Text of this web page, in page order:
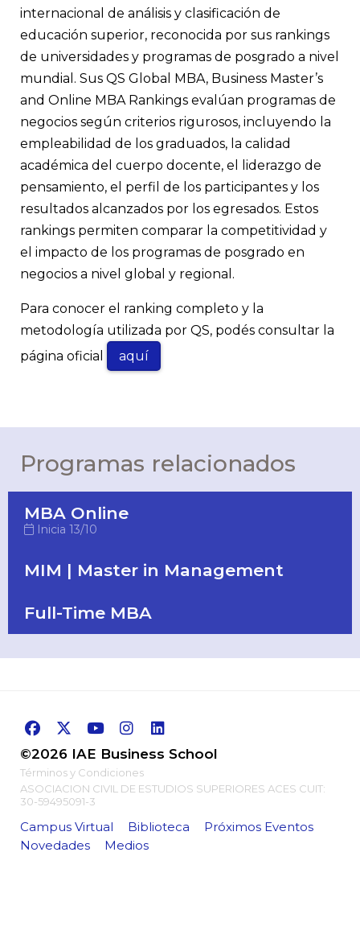
internacional de análisis y clasificación de
educación superior, reconocida por sus rankings
de universidades y programas de posgrado a nivel
mundial. Sus QS Global MBA, Business Master’s
and Online MBA Rankings evalúan programas de
negocios según criterios rigurosos, incluyendo la
empleabilidad de los graduados, la calidad
académica del cuerpo docente, el liderazgo de
pensamiento, el perfil de los participantes y los
resultados alcanzados por los egresados. Estos
rankings permiten comparar la competitividad y
el impacto de los programas de posgrado en
negocios a nivel global y regional.
Para conocer el ranking completo y la
metodología utilizada por QS, podés consultar la
página oficial
aquí
Programas relacionados
MBA Online
Inicia 13/10
MIM | Master in Management
Full-Time MBA
©2026 IAE Business School
Términos y Condiciones
ASOCIACION CIVIL DE ESTUDIOS SUPERIORES ACES CUIT:
30-59495091-3
Campus Virtual Biblioteca
Próximos Eventos
Novedades
Medios